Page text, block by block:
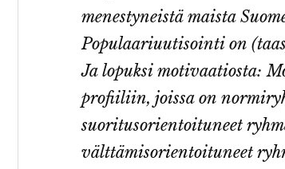
menestyneistä maista
Populaariuutisointi on
Ja lopuksi motivaatiosta:
profiiliin, joissa on
suoritusorientoituneet
välttämisorientoituneet